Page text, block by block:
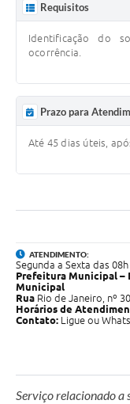
Requisitos
Identificação do
ocorrência.
Prazo para
Até 45 dias úteis,
ATENDIMENTO:
Segunda a Sexta das
Prefeitura Municipal –
Municipal
Rua Rio de Janeiro, nº
Horários de
Contato: Ligue ou
Serviço relacionado a